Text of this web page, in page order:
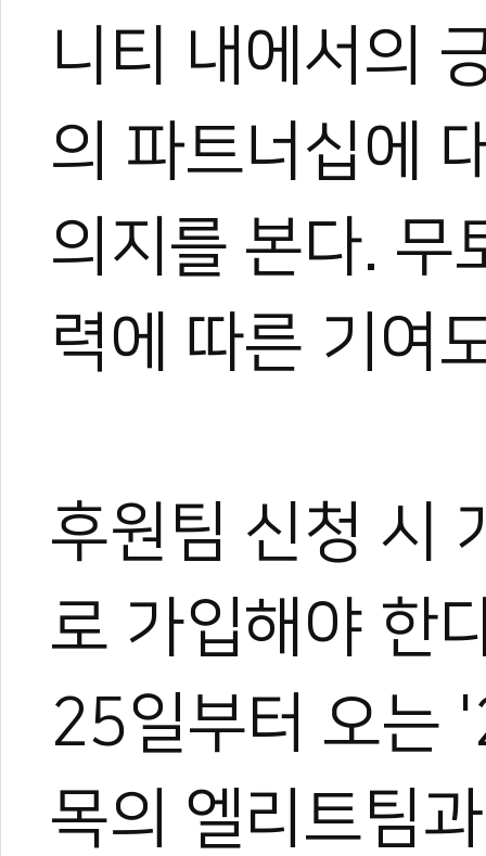
니티 내에서의
의 파트너십에
의지를 본다. 무
력에 따른 기여
후원팀 신청 시
로 가입해야 한
25일부터 오는
목의 엘리트팀
박규태
운동을 좋아해 다양한 스
대학에서 전공하며 시범단
로 즐겼다.
은 세상을 보게 되었고, 자
기 시작했다.